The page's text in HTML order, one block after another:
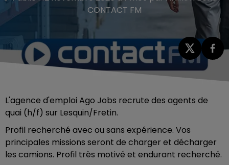
CONTACT FM
L'agence d'emploi Ago Jobs recrute des agents de
quai (h/f) sur Lesquin/Fretin.
Profil recherché avec ou sans expérience. Vos
principales missions seront de charger et décharger
les camions. Profil très motivé et endurant recherché.